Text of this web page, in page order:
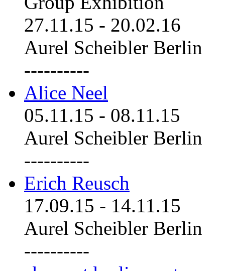
27.11.15 - 20.02.16
Aurel Scheibler Berlin
----------
Alice Neel
05.11.15 - 08.11.15
Aurel Scheibler Berlin
----------
Erich Reusch
17.09.15 - 14.11.15
Aurel Scheibler Berlin
----------